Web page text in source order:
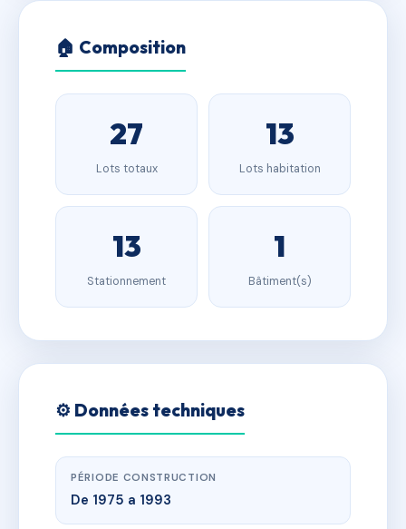
🏠 Composition
27
Lots totaux
13
Lots habitation
13
Stationnement
1
Bâtiment(s)
⚙️ Données techniques
PÉRIODE CONSTRUCTION
De 1975 a 1993